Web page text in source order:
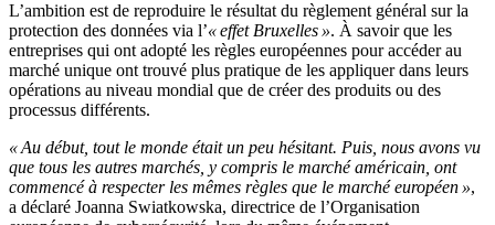
L’ambition est de reproduire le résultat du règlement général sur la
protection des données via l’« effet Bruxelles ». À savoir que les
entreprises qui ont adopté les règles européennes pour accéder au
marché unique ont trouvé plus pratique de les appliquer dans leurs
opérations au niveau mondial que de créer des produits ou des
processus différents.
« Au début, tout le monde était un peu hésitant. Puis, nous avons vu
que tous les autres marchés, y compris le marché américain, ont
commencé à respecter les mêmes règles que le marché européen »,
a déclaré Joanna Swiatkowska, directrice de l’Organisation